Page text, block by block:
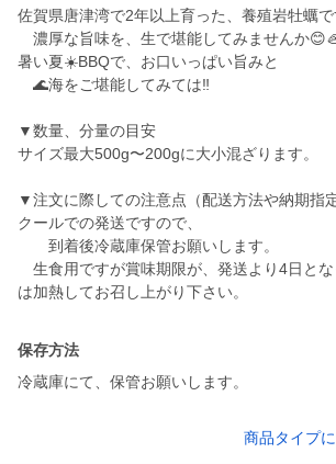
佐賀県唐津湾で2年以上育った、養殖岩牡蠣
濃厚な旨味を、生で堪能してみませんか
暑い夏☀️BBQで、お口いっぱい旨みと
🌊海をご堪能してみては‼️
▼数量、分量の目安
サイズ最大500g〜200gに大小混ざります。
▼注文に際しての注意点（配送方法や納期指定
クールでの発送ですので、
到着後冷蔵庫保管お願いします。
生食用ですが賞味期限が、発送より4日と
は加熱してお召し上がり下さい。
保存方法
冷蔵庫にて、保管お願いします。
商品タイプ